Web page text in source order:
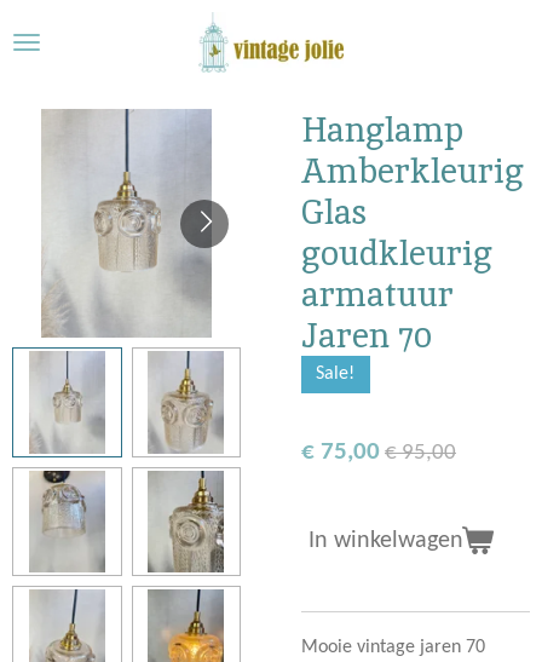
direct
Hanglamp
Amberkleurig
Glas
goudkleurig
armatuur
Jaren 70
Sale!
€ 75,00 € 95,00
In winkelwagen
Mooie vintage jaren 70